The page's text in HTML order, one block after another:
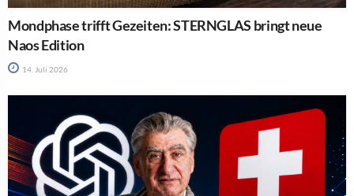
Mondphase trifft Gezeiten: STERNGLAS bringt neue
Naos Edition
14. Juli 2026